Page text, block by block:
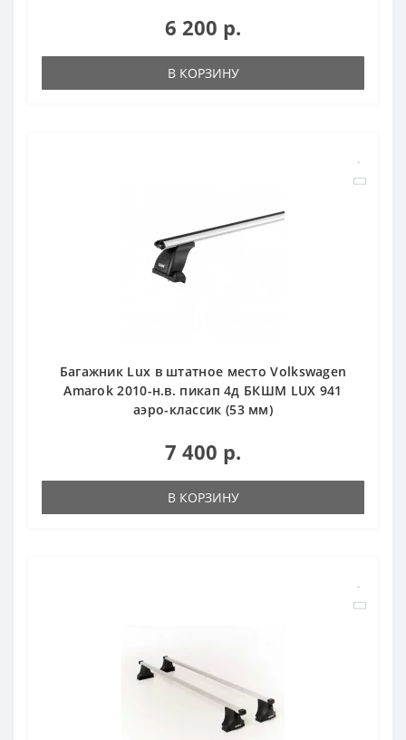
6 200 р.
В КОРЗИНУ
Багажник Lux в штатное место Volkswagen
Amarok 2010-н.в. пикап 4д БКШМ LUX 941
аэро-классик (53 мм)
7 400 р.
В КОРЗИНУ